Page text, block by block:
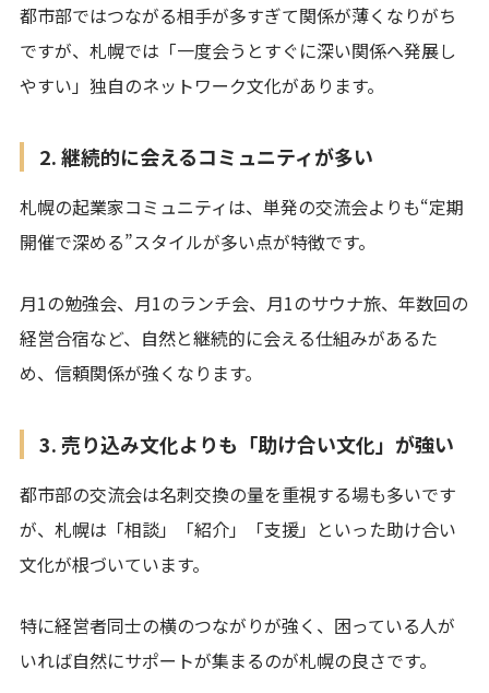
都市部ではつながる相手が多すぎて関係が薄くなりがち
ですが、札幌では「一度会うとすぐに深い関係へ発展し
やすい」独自のネットワーク文化があります。
2. 継続的に会えるコミュニティが多い
札幌の起業家コミュニティは、単発の交流会よりも“定期
開催で深める”スタイルが多い点が特徴です。
月1の勉強会、月1のランチ会、月1のサウナ旅、年数回の
経営合宿など、自然と継続的に会える仕組みがあるた
め、信頼関係が強くなります。
3. 売り込み文化よりも「助け合い文化」が強い
都市部の交流会は名刺交換の量を重視する場も多いです
が、札幌は「相談」「紹介」「支援」といった助け合い
文化が根づいています。
特に経営者同士の横のつながりが強く、困っている人が
いれば自然にサポートが集まるのが札幌の良さです。